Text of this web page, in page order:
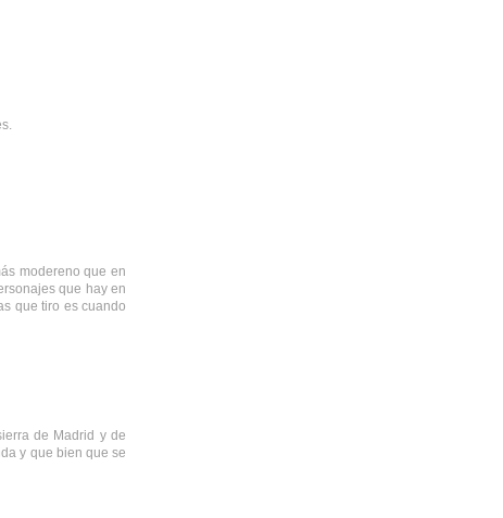
modereno que en
que hay en
que tiro es cuando
de Madrid y de
y que bien que se